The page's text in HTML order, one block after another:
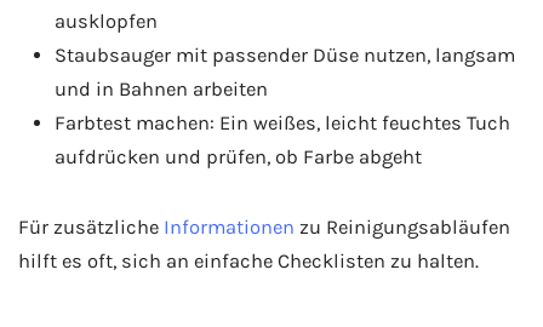
ausklopfen
Staubsauger mit passender Düse nutzen, langsam
und in Bahnen arbeiten
Farbtest machen: Ein weißes, leicht feuchtes Tuch
aufdrücken und prüfen, ob Farbe abgeht
Für zusätzliche Informationen zu Reinigungsabläufen
hilft es oft, sich an einfache Checklisten zu halten.